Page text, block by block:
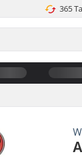
365